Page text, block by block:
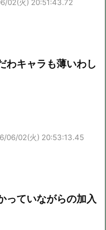
02(火) 20:51:43.72
わキャラも薄いわし
06/02(火) 20:53:13.45
っていながらの加入